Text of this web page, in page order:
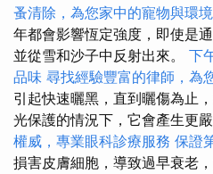
蚤清除，為您家中的寵物與環
年都會影響恆定強度，即使是
並從雪和沙子中反射出來。 下
品味 尋找經驗豐富的律師，為
引起快速曬黑，直到曬傷為止
光保護的情況下，它會產生更
權威，專業眼科診療服務 保證
損害皮膚細胞，導致過早衰老